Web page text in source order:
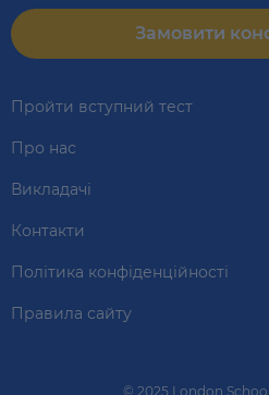
Замовити
Пройти вступний тест
Про нас
Викладачі
Контакти
Політика конфіденційності
Правила сайту
© 2025 London